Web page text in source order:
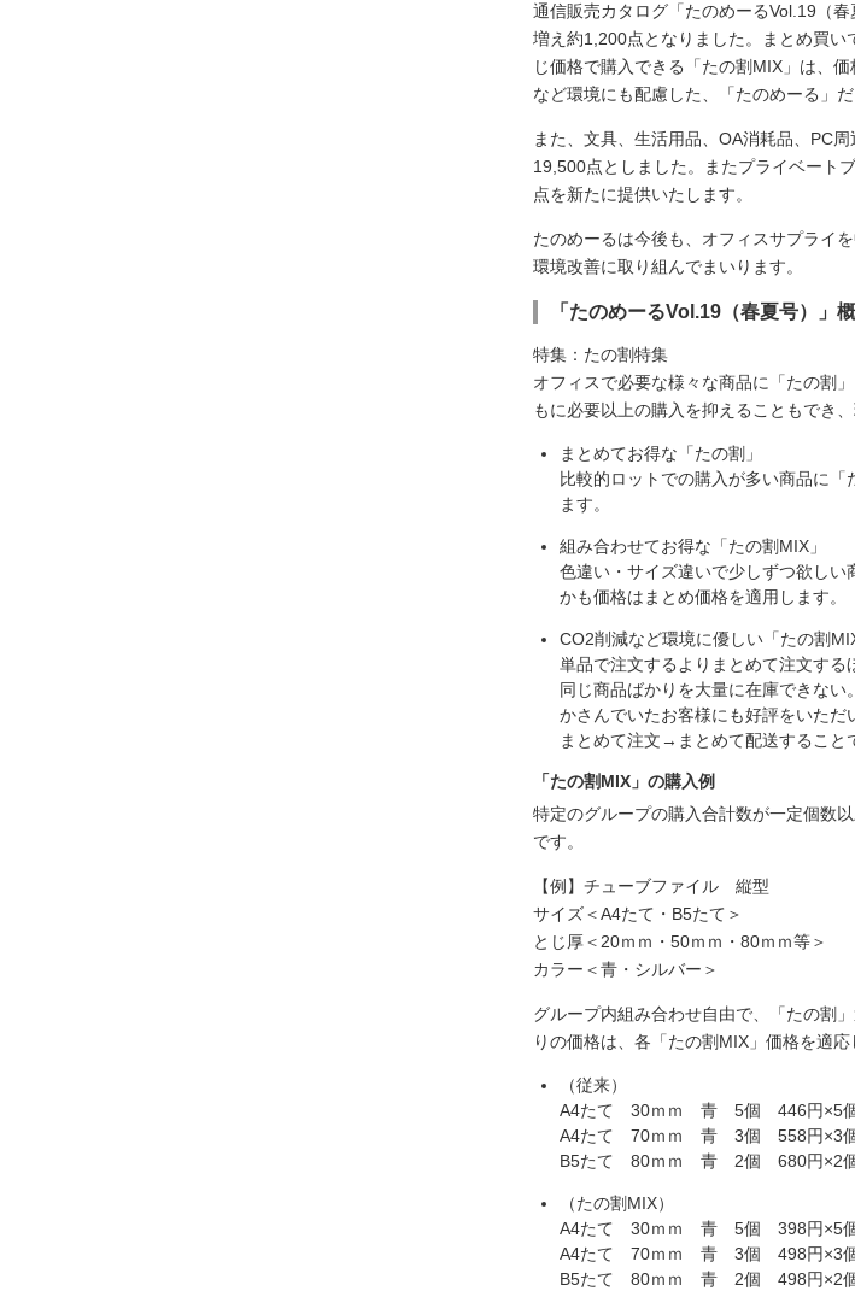
通信販売カタログ「たのめーるVol.19（
増え約1,200点となりました。まとめ買
じ価格で購入できる「たの割MIX」は、
など環境にも配慮した、「たのめーる」だ
また、文具、生活用品、OA消耗品、PC
19,500点としました。またプライベート
点を新たに提供いたします。
たのめーるは今後も、オフィスサプライ
環境改善に取り組んでまいります。
「たのめーるVol.19（春夏号）」
特集：たの割特集
オフィスで必要な様々な商品に「たの割
もに必要以上の購入を抑えることもでき
まとめてお得な「たの割」
比較的ロットでの購入が多い商品に
ます。
組み合わせてお得な「たの割MIX」
色違い・サイズ違いで少しずつ欲し
かも価格はまとめ価格を適用します。
CO2削減など環境に優しい「たの割MIX
単品で注文するよりまとめて注文する
同じ商品ばかりを大量に在庫できな
かさんでいたお客様にも好評をいただ
まとめて注文→まとめて配送すること
「たの割MIX」の購入例
特定のグループの購入合計数が一定個数
です。
【例】チューブファイル 縦型
サイズ＜A4たて・B5たて＞
とじ厚＜20ｍｍ・50ｍｍ・80ｍｍ等＞
カラー＜青・シルバー＞
グループ内組み合わせ自由で、「たの割
りの価格は、各「たの割MIX」価格を適応
（従来）
A4たて 30ｍｍ 青 5個 446円×5個
A4たて 70ｍｍ 青 3個 558円×3個
B5たて 80ｍｍ 青 2個 680円×2
（たの割MIX）
A4たて 30ｍｍ 青 5個 398円×5個
A4たて 70ｍｍ 青 3個 498円×3個
B5たて 80ｍｍ 青 2個 498円×2